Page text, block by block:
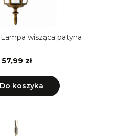
wisząca patyna
57,99 zł
Do koszyka